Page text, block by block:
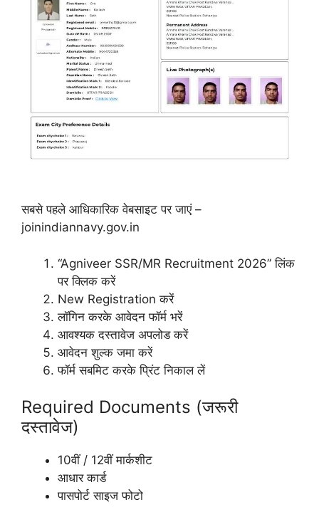
सबसे पहले आधिकारिक वेबसाइट पर जाएं –
joinindiannavy.gov.in
“Agniveer SSR/MR Recruitment 2026” लिंक
पर क्लिक करें
New Registration करें
लॉगिन करके आवेदन फॉर्म भरें
आवश्यक दस्तावेज अपलोड करें
आवेदन शुल्क जमा करें
फॉर्म सबमिट करके प्रिंट निकाल लें
Required Documents (जरूरी
दस्तावेज)
10वीं / 12वीं मार्कशीट
आधार कार्ड
पासपोर्ट साइज फोटो